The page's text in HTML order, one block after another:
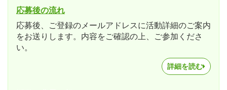
応募後の流れ
応募後、ご登録のメールアドレスに活動詳細のご案内
をお送りします。内容をご確認の上、ご参加くださ
い。
詳細を読む